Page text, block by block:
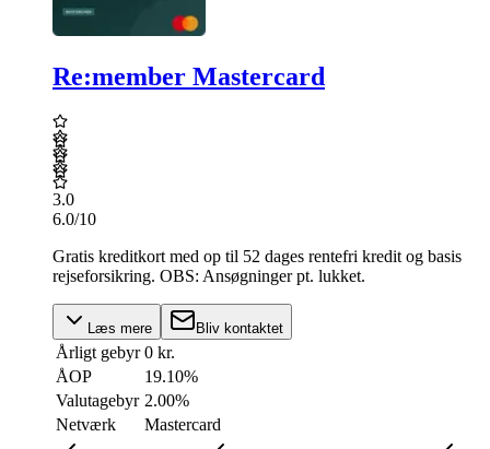
Re:member Mastercard
3.0
6.0/10
Gratis kreditkort med op til 52 dages rentefri kredit og basis
rejseforsikring. OBS: Ansøgninger pt. lukket.
Læs mere Bliv kontaktet
Årligt gebyr 0 kr.
ÅOP
19.10%
Valutagebyr 2.00%
Netværk
Mastercard